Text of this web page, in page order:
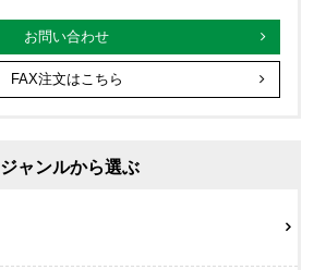
お問い合わせ
FAX注文はこちら
ジャンルから選ぶ